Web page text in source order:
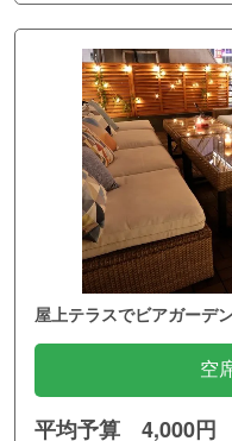
屋上テラスでビアガーデ
空
平均予算 4,000円